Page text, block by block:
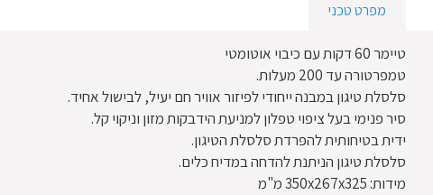
מפרט טכני
טיימר 60 דקות עם כיבוי אוטומטי
טמפרטורה עד 200 מעלות.
סלסלת טיגון במבנה ייחודי לפיזור אוויר חם יעיל, לבישול אחיד.
סיר פנימי בעל ציפוי טפלון למניעת הידבקות מזון וניקוי קל.
ידית בטיחותית להפרדת סלסלת הטיגון.
סלסלת טיגון הניתנת להדחה במדיח כלים.
מידות: 350x267x325 מ"מ